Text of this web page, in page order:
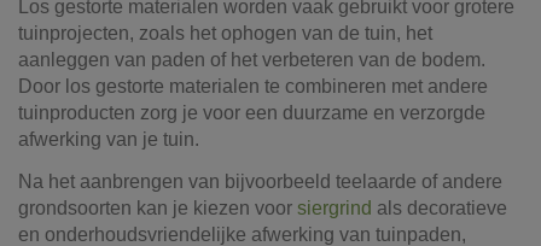
Los gestorte materialen worden vaak gebruikt voor grotere
tuinprojecten, zoals het ophogen van de tuin, het
aanleggen van paden of het verbeteren van de bodem.
Door los gestorte materialen te combineren met andere
tuinproducten zorg je voor een duurzame en verzorgde
afwerking van je tuin.
Na het aanbrengen van bijvoorbeeld teelaarde of andere
grondsoorten kan je kiezen voor siergrind als decoratieve
en onderhoudsvriendelijke afwerking van tuinpaden,